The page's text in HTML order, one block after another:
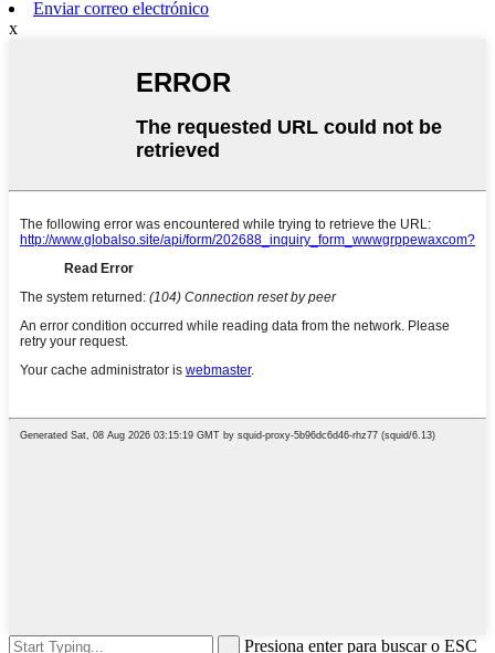
Enviar correo electrónico
x
Presiona enter para buscar o ESC